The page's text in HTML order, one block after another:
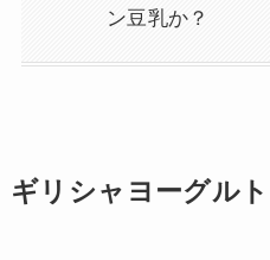
ン豆乳か？
ギリシャヨーグル